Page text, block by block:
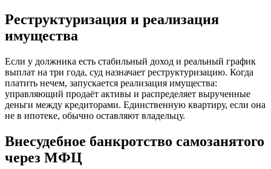
Реструктуризация и реализация
имущества
Если у должника есть стабильный доход и реальный график
выплат на три года, суд назначает реструктуризацию. Когда
платить нечем, запускается реализация имущества:
управляющий продаёт активы и распределяет вырученные
деньги между кредиторами. Единственную квартиру, если она
не в ипотеке, обычно оставляют владельцу.
Внесудебное банкротство самозанятого
через МФЦ